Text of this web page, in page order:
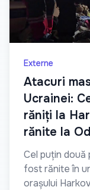
Externe
Atacuri
Ucrainei:
răniți la
rănite la
Cel puțin două
fost rănite în
orașului